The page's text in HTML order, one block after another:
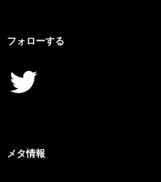
フォローする
Twitter
メタ情報